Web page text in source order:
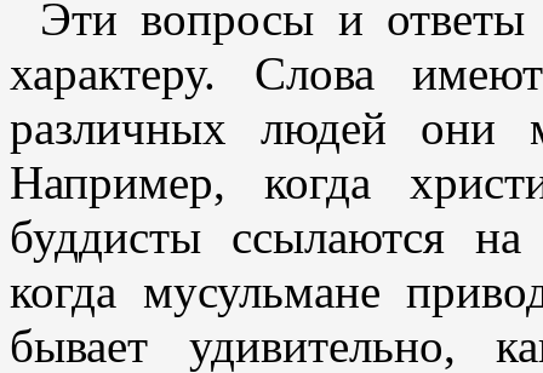
Эти вопросы и ответы
характеру. Слова
различных людей они
Например, когда
буддисты ссылаются
когда мусульмане
бывает удивительно,